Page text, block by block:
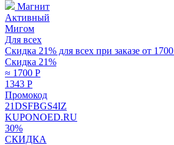
Магнит
Активный
Мигом
Для всех
Скидка 21% для всех при заказе от
Скидка 21%
≈ 1700 Р
1343 Р
Промокод
21DSFBGS4IZ
KUPONOED.RU
30%
СКИДКА